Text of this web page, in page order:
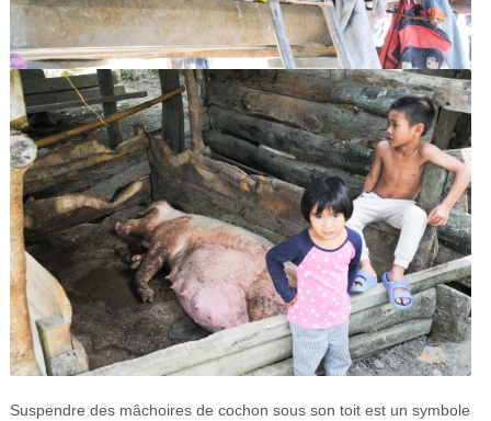
Suspendre des mâchoires de cochon sous son toit est un symbole